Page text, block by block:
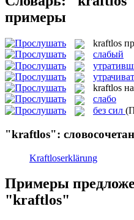
примеры
kraftlos
слабый
kraftlos
слабо
без сил
"kraftlos":
Kraftloserklärung
Примеры
"kraftlos"